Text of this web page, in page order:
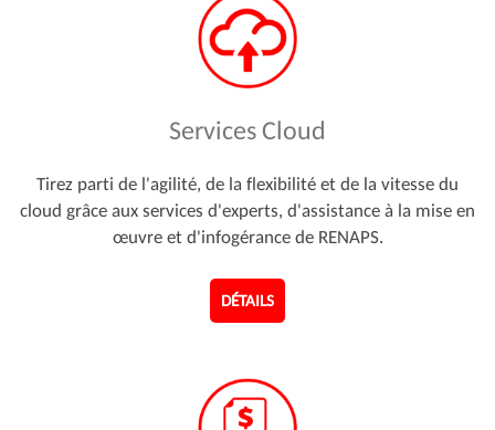
Services Cloud
Tirez parti de l'agilité, de la flexibilité et de la vitesse du
cloud grâce aux services d'experts, d'assistance à la mise en
œuvre et d'infogérance de RENAPS.
DÉTAILS